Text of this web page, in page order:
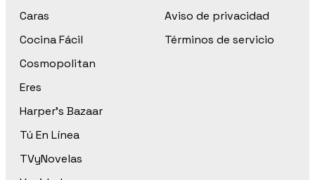
Caras
Cocina Fácil
Cosmopolitan
Eres
Harper’s Bazaar
Tú En Línea
TVyNovelas
Aviso de privacidad
Términos de servicio